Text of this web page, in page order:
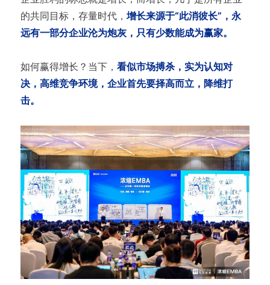
的共同目标，存量时代， 增长来源于“此消彼长”，永
远有一部分企业沦为炮灰，只有少数能成为赢家。
如何赢得增长？当下， 看似市场搏杀，实为认知对
决，高维竞争环境，企业首先要择高而立，降维打
击。